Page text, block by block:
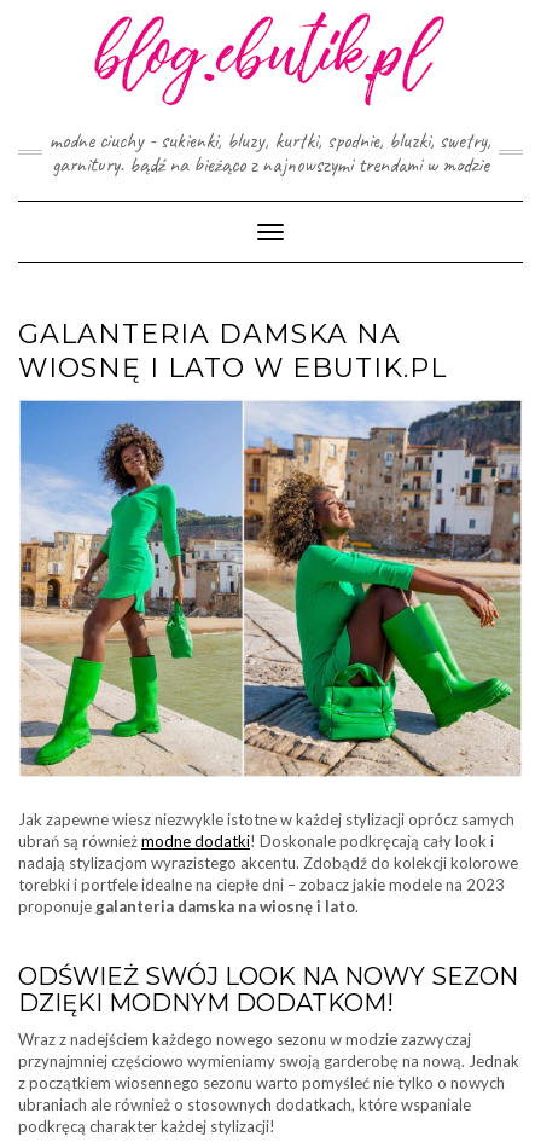
modne ciuchy - sukienki, bluzy, kurtki, spodnie, bluzki, swetry,
garnitury. bądź na bieżąco z najnowszymi trendami w modzie
Toggle
Navigation
GALANTERIA DAMSKA NA
WIOSNĘ I LATO W EBUTIK.PL
Jak zapewne wiesz niezwykle istotne w każdej stylizacji oprócz samych
ubrań są równieżmodne dodatki! Doskonale podkręcają cały look i
nadają stylizacjom wyrazistego akcentu. Zdobądź do kolekcji kolorowe
torebki i portfele idealne na ciepłe dni – zobacz jakie modele na 2023
proponuje galanteria damska na wiosnę i lato.
ODŚWIEŻ SWÓJ LOOK NA NOWY SEZON
DZIĘKI MODNYM DODATKOM!
Wraz z nadejściem każdego nowego sezonu w modzie zazwyczaj
przynajmniej częściowo wymieniamy swoją garderobę na nową. Jednak
z początkiem wiosennego sezonu warto pomyśleć nie tylko o nowych
ubraniach ale również o stosownych dodatkach, które wspaniale
podkręcą charakter każdej stylizacji!